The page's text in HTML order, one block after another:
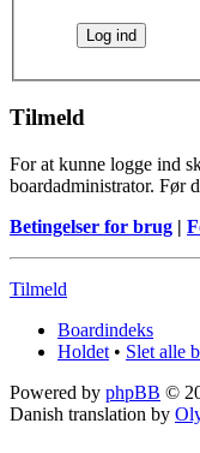
Tilmeld
For at kunne logge ind
boardadministrator. Før
Betingelser for brug |
Tilmeld
Boardindeks
Holdet • Slet alle
Powered by phpBB ©
Danish translation by